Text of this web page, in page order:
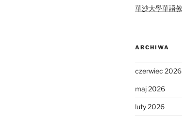
華沙大學華語
ARCHIWA
czerwiec 2026
maj 2026
luty 2026